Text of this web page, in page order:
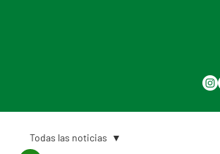
Todas las noticias